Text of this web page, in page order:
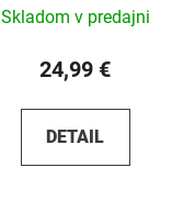
Skladom v predajni
24,99 €
DETAIL